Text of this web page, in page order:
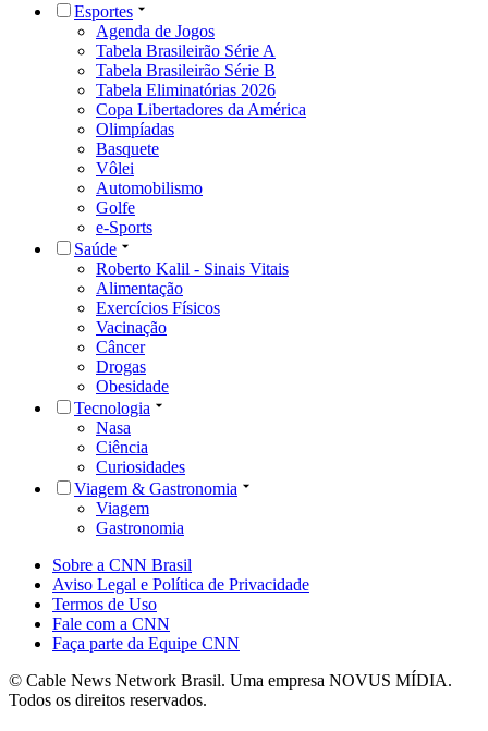
Esportes
Agenda de Jogos
Tabela Brasileirão Série A
Tabela Brasileirão Série B
Tabela Eliminatórias 2026
Copa Libertadores da América
Olimpíadas
Basquete
Vôlei
Automobilismo
Golfe
e-Sports
Saúde
Roberto Kalil - Sinais Vitais
Alimentação
Exercícios Físicos
Vacinação
Câncer
Drogas
Obesidade
Tecnologia
Nasa
Ciência
Curiosidades
Viagem & Gastronomia
Viagem
Gastronomia
Sobre a CNN Brasil
Aviso Legal e Política de Privacidade
Termos de Uso
Fale com a CNN
Faça parte da Equipe CNN
© Cable News Network Brasil. Uma empresa NOVUS MÍDIA.
Todos os direitos reservados.